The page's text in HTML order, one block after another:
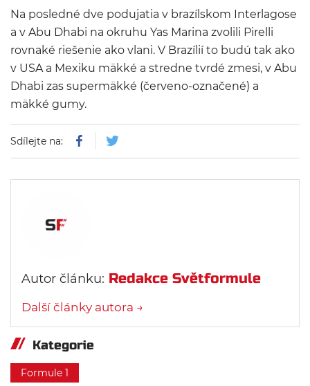
Na posledné dve podujatia v brazílskom Interlagose
a v Abu Dhabi na okruhu Yas Marina zvolili Pirelli
rovnaké riešenie ako vlani. V Brazílií to budú tak ako
v USA a Mexiku mäkké a stredne tvrdé zmesi, v Abu
Dhabi zas supermäkké (červeno-označené) a
mäkké gumy.
Sdílejte na:
Autor článku: Redakce Světformule
Další články autora →
Kategorie
Formule 1